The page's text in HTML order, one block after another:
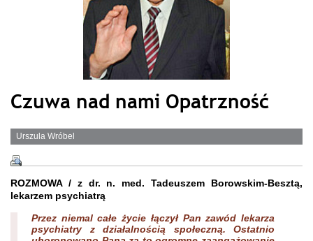
Czuwa nad nami Opatrzność
Urszula Wróbel
ROZMOWA / z dr. n. med. Tadeuszem Borowskim-Besztą,
lekarzem psychiatrą
Przez niemal całe życie łączył Pan zawód lekarza
psychiatry z działalnością społeczną. Ostatnio